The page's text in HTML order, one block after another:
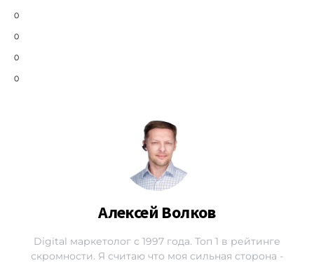
0
0
0
0
Алексей Волков
Digital маркетолог с 1997 года. Топ 1 в рейтинге
скромности. Я считаю что моя сильная сторона -